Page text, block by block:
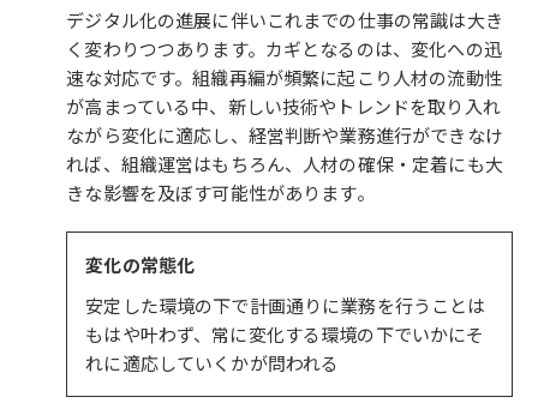
デジタル化の進展に伴いこれまでの仕事の常識は大き
く変わりつつあります。カギとなるのは、変化への迅
速な対応です。組織再編が頻繁に起こり人材の流動性
が高まっている中、新しい技術やトレンドを取り入れ
ながら変化に適応し、経営判断や業務進行ができなけ
れば、組織運営はもちろん、人材の確保・定着にも大
きな影響を及ぼす可能性があります。
変化の常態化
安定した環境の下で計画通りに業務を行うことは
もはや叶わず、常に変化する環境の下でいかにそ
れに適応していくかが問われる